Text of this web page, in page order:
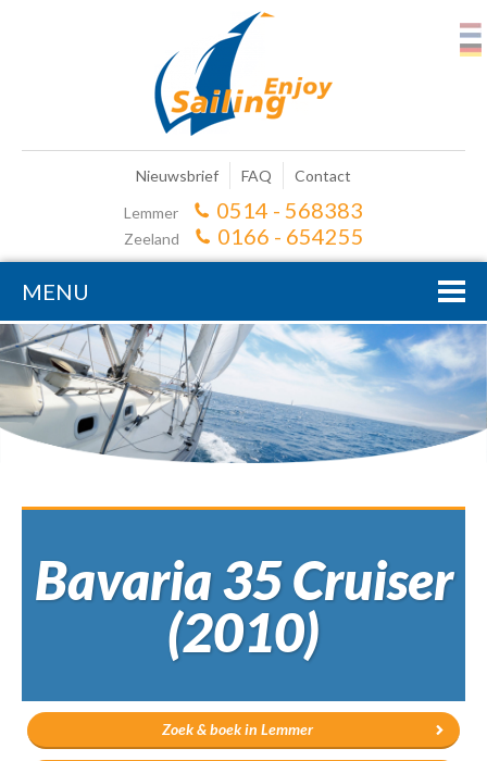
Nieuwsbrief FAQ
Contact
Lemmer
0514 - 568383
Zeeland 0166 - 654255
MENU
Bavaria 35 Cruiser
(2010)
Zoek & boek in Lemmer